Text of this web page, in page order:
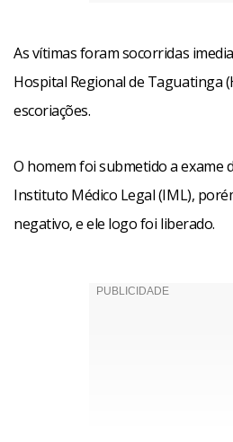
As vítimas foram socorridas
Hospital Regional de Taguatinga
escoriações.
O homem foi submetido a exame
Instituto Médico Legal (IML),
negativo, e ele logo foi liberado.